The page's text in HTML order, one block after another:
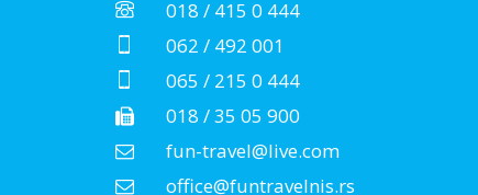
018 / 415 0 444
062 / 492 001
065 / 215 0 444
018 / 35 05 900
fun-travel@live.com
office@funtravelnis.rs